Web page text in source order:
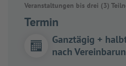
Veranstaltungen bis drei (3)
Termin
Ganztägig +
nach